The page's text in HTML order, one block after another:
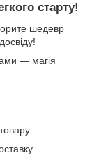
старту!
шедевр
— магія